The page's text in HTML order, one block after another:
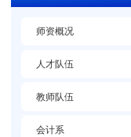
师资概况
人才队伍
教师队伍
会计系